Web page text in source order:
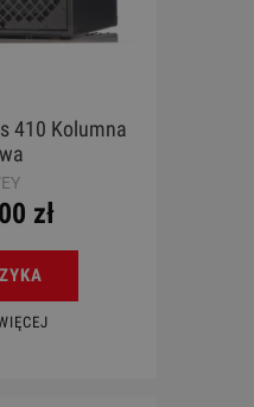
410 Kolumna
zł